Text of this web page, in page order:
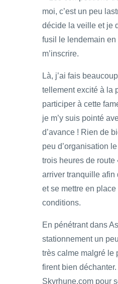
moi, c’est un peu
décide la veille et je
fusil le lendemain
m’inscrire.
Là, j’ai fais
tellement excité à la
participer à cette
je m’y suis pointé
d’avance ! Rien de
peu d’organisation
trois heures de route
arriver tranquille afin
et se mettre en
conditions.
En pénétrant dans
stationnement un
très calme malgré
firent bien
Skyrhune.com pour